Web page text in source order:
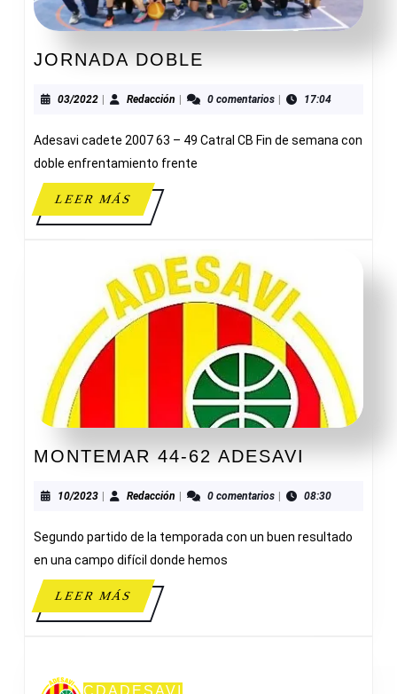
JORNADA DOBLE
03/202203/2022
| Redacción Redacción
| 0 comentarios | 17:04
Adesavi cadete 2007 63 – 49 Catral CB Fin de semana con
doble enfrentamiento frente
LEER MÁSLEER
MÁS
MONTEMAR 44-62 ADESAVI
62
10/202310/2023
| Redacción Redacción
| 0 comentarios | 08:30
Segundo partido de la temporada con un buen resultado
en una campo difícil donde hemos
LEER MÁSLEER
MÁS
CDADESAVI